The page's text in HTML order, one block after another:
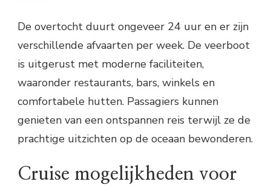
De overtocht duurt ongeveer 24 uur en er zijn
verschillende afvaarten per week. De veerboot
is uitgerust met moderne faciliteiten,
waaronder restaurants, bars, winkels en
comfortabele hutten. Passagiers kunnen
genieten van een ontspannen reis terwijl ze de
prachtige uitzichten op de oceaan bewonderen.
Cruise mogelijkheden voor